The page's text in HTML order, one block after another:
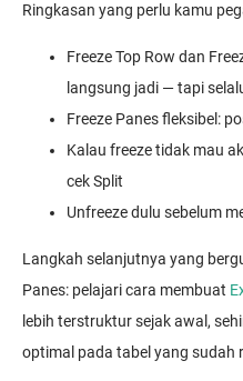
Ringkasan yang perlu kamu
Freeze Top Row dan
langsung jadi — tapi
Freeze Panes fleksibel:
Kalau freeze tidak mau
cek Split
Unfreeze dulu sebelum
Langkah selanjutnya yang
Panes: pelajari cara membuat
lebih terstruktur sejak awal,
optimal pada tabel yang sudah